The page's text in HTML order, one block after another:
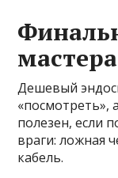
мастера
Дешевый
«посмотреть»,
полезен, если
враги: ложная
кабель.